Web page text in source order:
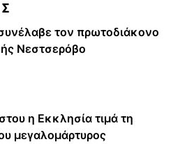
τον πρωτοδιάκονο
Νεστσερόβο
η Εκκλησία τιμά τη
μεγαλομάρτυρος